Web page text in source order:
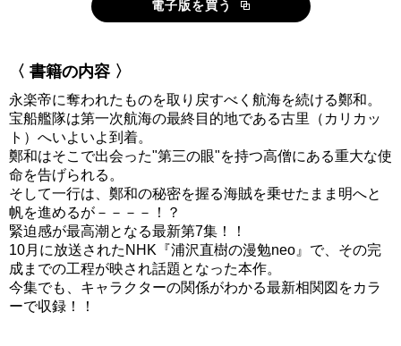
電子版を買う
〈 書籍の内容 〉
永楽帝に奪われたものを取り戻すべく航海を続ける鄭和。
宝船艦隊は第一次航海の最終目的地である古里（カリカッ
ト）へいよいよ到着。
鄭和はそこで出会った"第三の眼"を持つ高僧にある重大な使
命を告げられる。
そして一行は、鄭和の秘密を握る海賊を乗せたまま明へと
帆を進めるが－－－－！？
緊迫感が最高潮となる最新第7集！！
10月に放送されたNHK『浦沢直樹の漫勉neo』で、その完
成までの工程が映され話題となった本作。
今集でも、キャラクターの関係がわかる最新相関図をカラ
ーで収録！！